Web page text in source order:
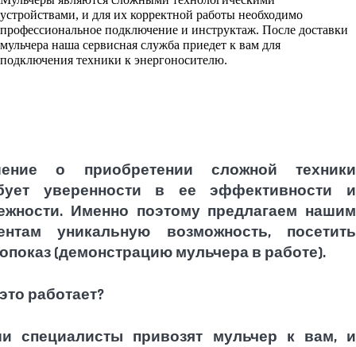
устройствами, и для их корректной работы необходимо
профессиональное подключение и инструктаж. После доставки
мульчера наша сервисная служба приедет к вам для
подключения техники к энергоносителю.
о приобретении сложной техники
уверенности в ее эффективности и
Именно поэтому предлагаем нашим
уникальную возможность, посетить
(демонстрацию мульчера в работе).
работает?
специалисты привозят мульчер к вам, и